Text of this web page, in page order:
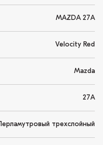
MAZDA 27A
Velocity Red
Mazda
27A
трехслойный